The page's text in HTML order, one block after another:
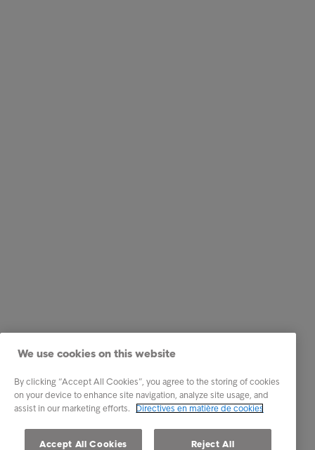
We use cookies on this website
By clicking “Accept All Cookies”, you agree to the storing of cookies
on your device to enhance site navigation, analyze site usage, and
assist in our marketing efforts.
Directives en matière de cookies
Accept All Cookies Reject All